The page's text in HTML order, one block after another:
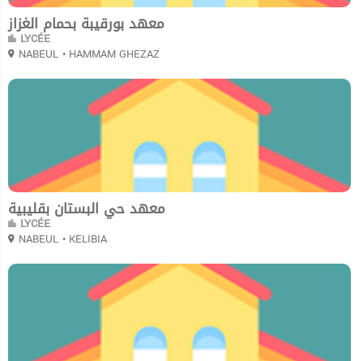
معهد بورقيبة بحمام الغزاز
LYCÉE
NABEUL • HAMMAM GHEZAZ
معهد حي البستان بقليبية
LYCÉE
NABEUL • KELIBIA